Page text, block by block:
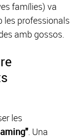
famílies) va
les professionals
amb gossos.
les
. Una